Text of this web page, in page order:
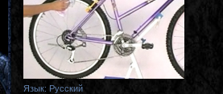
Язык: Русский